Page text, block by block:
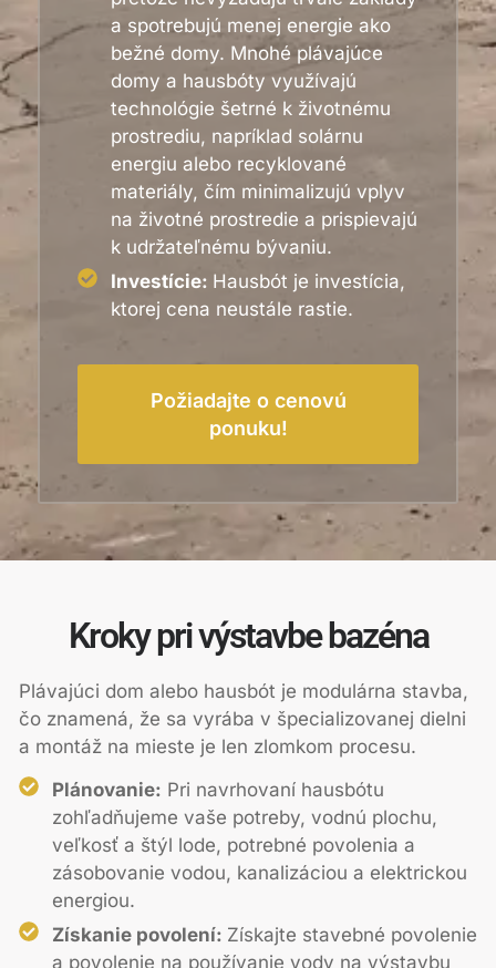
a spotrebujú menej energie ako
bežné domy. Mnohé plávajúce
domy a hausbóty využívajú
technológie šetrné k životnému
prostrediu, napríklad solárnu
energiu alebo recyklované
materiály, čím minimalizujú vplyv
na životné prostredie a prispievajú
k udržateľnému bývaniu.
Investície: Hausbót je investícia,
ktorej cena neustále rastie.
Požiadajte o cenovú
ponuku!
Kroky pri výstavbe bazéna
Plávajúci dom alebo hausbót je modulárna stavba,
čo znamená, že sa vyrába v špecializovanej dielni
a montáž na mieste je len zlomkom procesu.
Plánovanie: Pri navrhovaní hausbótu
zohľadňujeme vaše potreby, vodnú plochu,
veľkosť a štýl lode, potrebné povolenia a
zásobovanie vodou, kanalizáciou a elektrickou
energiou.
Získanie povolení: Získajte stavebné povolenie
a povolenie na používanie vody na výstavbu